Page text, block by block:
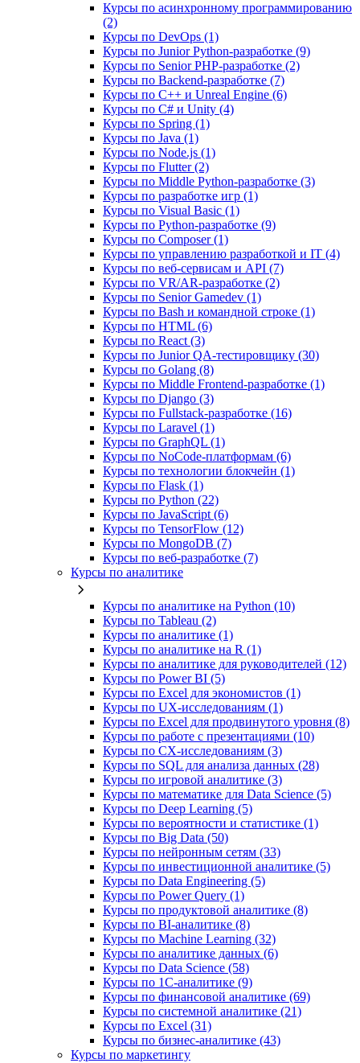
Курсы по асинхронному программированию
(2)
Курсы по DevOps (1)
Курсы по Junior Python-разработке (9)
Курсы по Senior PHP-разработке (2)
Курсы по Backend‑разработке (7)
Курсы по C++ и Unreal Engine (6)
Курсы по C# и Unity (4)
Курсы по Spring (1)
Курсы по Java (1)
Курсы по Node.js (1)
Курсы по Flutter (2)
Курсы по Middle Python-разработке (3)
Курсы по разработке игр (1)
Курсы по Visual Basic (1)
Курсы по Python-разработке (9)
Курсы по Composer (1)
Курсы по управлению разработкой и IT (4)
Курсы по веб‑сервисам и API (7)
Курсы по VR/AR‑разработке (2)
Курсы по Senior Gamedev (1)
Курсы по Bash и командной строке (1)
Курсы по HTML (6)
Курсы по React (3)
Курсы по Junior QA-тестировщику (30)
Курсы по Golang (8)
Курсы по Middle Frontend-разработке (1)
Курсы по Django (3)
Курсы по Fullstack‑разработке (16)
Курсы по Laravel (1)
Курсы по GraphQL (1)
Курсы по NoCode‑платформам (6)
Курсы по технологии блокчейн (1)
Курсы по Flask (1)
Курсы по Python (22)
Курсы по JavaScript (6)
Курсы по TensorFlow (12)
Курсы по MongoDB (7)
Курсы по веб‑разработке (7)
Курсы по аналитике
Курсы по аналитике на Python (10)
Курсы по Tableau (2)
Курсы по аналитике (1)
Курсы по аналитике на R (1)
Курсы по аналитике для руководителей (12)
Курсы по Power BI (5)
Курсы по Excel для экономистов (1)
Курсы по UX‑исследованиям (1)
Курсы по Excel для продвинутого уровня (8)
Курсы по работе с презентациями (10)
Курсы по CX-исследованиям (3)
Курсы по SQL для анализа данных (28)
Курсы по игровой аналитике (3)
Курсы по математике для Data Science (5)
Курсы по Deep Learning (5)
Курсы по вероятности и статистике (1)
Курсы по Big Data (50)
Курсы по нейронным сетям (33)
Курсы по инвестиционной аналитике (5)
Курсы по Data Engineering (5)
Курсы по Power Query (1)
Курсы по продуктовой аналитике (8)
Курсы по BI‑аналитике (8)
Курсы по Machine Learning (32)
Курсы по аналитике данных (6)
Курсы по Data Science (58)
Курсы по 1С‑аналитике (9)
Курсы по финансовой аналитике (69)
Курсы по системной аналитике (21)
Курсы по Excel (31)
Курсы по бизнес‑аналитике (43)
Курсы по маркетингу